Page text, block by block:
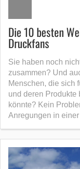
Die 10 besten
Druckfans
Sie haben noch
zusammen? Und
Menschen, die sich
und deren Produkte
könnte? Kein
Anregungen in